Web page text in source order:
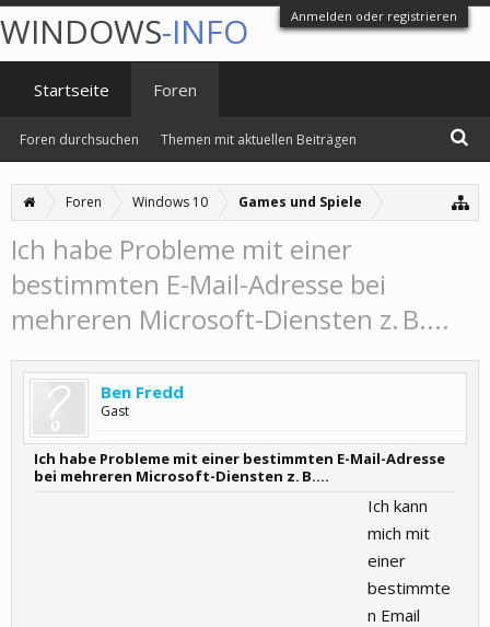
Anmelden oder registrieren
Foren Windows 10 Games und Spiele
Ich habe Probleme mit einer
bestimmten E-Mail-Adresse bei
mehreren Microsoft-Diensten z. B....
Ben Fredd
Gast
Ich habe Probleme mit einer bestimmten E-Mail-Adresse
bei mehreren Microsoft-Diensten z. B....
Ich kann
mich mit
einer
bestimmte
n Email
WINDOWS-INFO
Startseite Foren
Foren durchsuchen Themen mit aktuellen Beiträgen